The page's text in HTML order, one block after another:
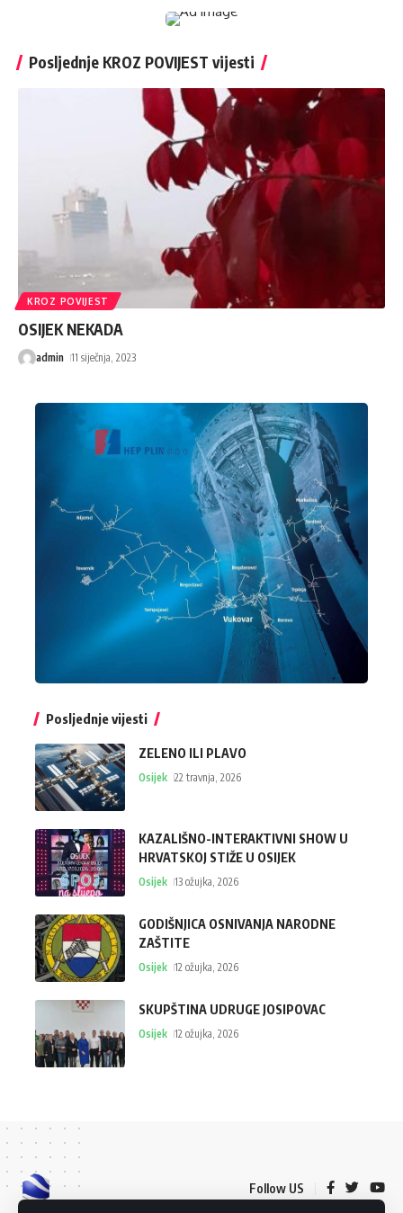
Posljednje KROZ POVIJEST vijesti
KROZ POVIJEST
OSIJEK NEKADA
admin 11 siječnja, 2023
Posljednje vijesti
ZELENO ILI PLAVO
Osijek 22 travnja, 2026
KAZALIŠNO-INTERAKTIVNI SHOW U
HRVATSKOJ STIŽE U OSIJEK
Osijek 13 ožujka, 2026
GODIŠNJICA OSNIVANJA NARODNE
ZAŠTITE
Osijek 12 ožujka, 2026
SKUPŠTINA UDRUGE JOSIPOVAC
Osijek 12 ožujka, 2026
Follow US